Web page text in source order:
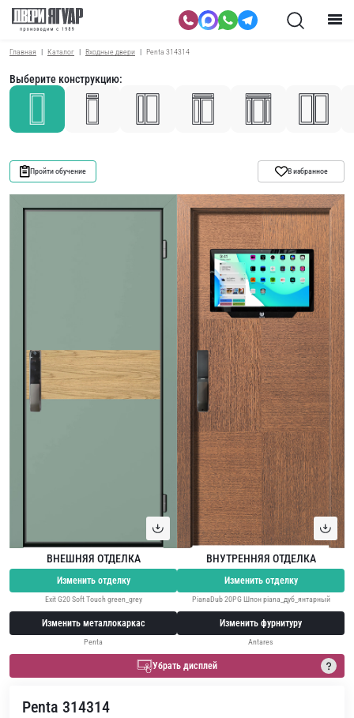
Главная Каталог Входные двери Penta 314314
Выберите конструкцию:
Пройти обучение В избранное
ВНЕШНЯЯ ОТДЕЛКА
Изменить отделку
Exit G20 Soft Touch green_grey
Изменить металлокаркас
Penta
ВНУТРЕННЯЯ ОТДЕЛКА
Изменить отделку
PianaDub 20PG Шпон piana_дуб_янтарный
Изменить фурнитуру
Antares
Убрать дисплей
Penta 314314